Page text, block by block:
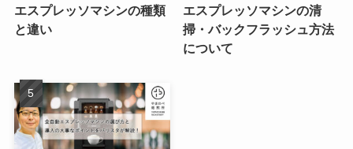
エスプレッソマシンの種類
と違い
エスプレッソマシンの清
掃・バックフラッシュ方法
について